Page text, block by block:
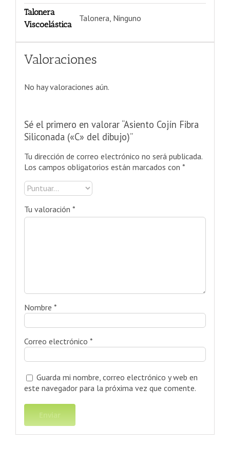
Talonera
Viscoelástica
Talonera, Ninguno
Valoraciones
No hay valoraciones aún.
Sé el primero en valorar “Asiento Cojín Fibra
Siliconada («C» del dibujo)”
Tu dirección de correo electrónico no será publicada.
Los campos obligatorios están marcados con *
Tu valoración *
Nombre *
Correo electrónico *
Guarda mi nombre, correo electrónico y web en
este navegador para la próxima vez que comente.